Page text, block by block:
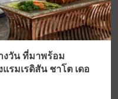
งวัน ที่มาพร้อม
รมเรดิสัน ชาโต เดอ